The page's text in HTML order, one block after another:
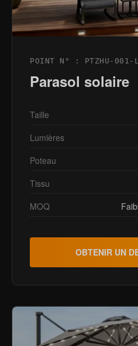
POINT N° : PTZHU-001-
Parasol solaire
Taille
Lumières
Poteau
Tissu
MOQ
OBTENIR UN